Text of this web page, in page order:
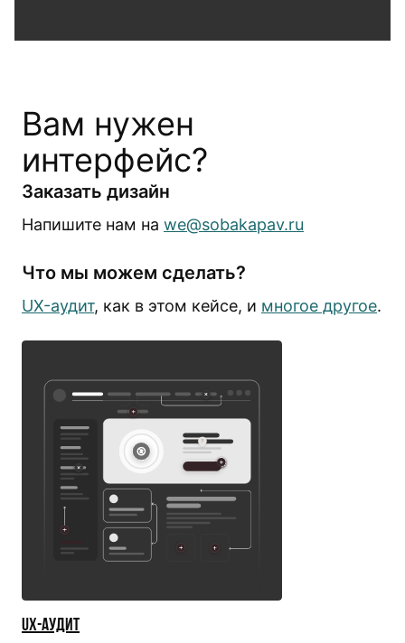
Вам нужен
интерфейс?
Заказать дизайн
Напишите нам на we@sobakapav.ru
Что мы можем сделать?
UX-аудит, как в этом кейсе, и многое другое.
UX-аудит